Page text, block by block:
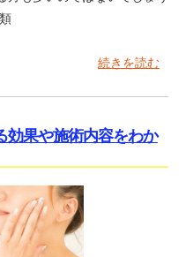
続きを読む
効果や施術内容をわか